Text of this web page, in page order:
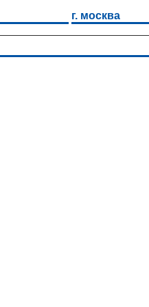
г. москва